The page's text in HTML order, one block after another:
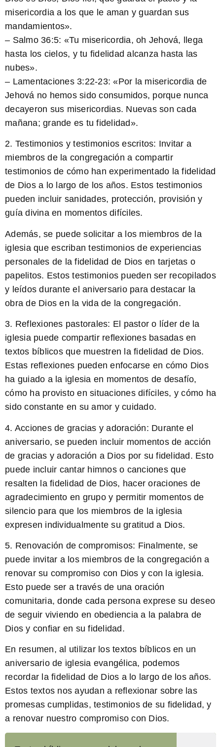
misericordia a los que le aman y guardan sus
mandamientos».
– Salmo 36:5: «Tu misericordia, oh Jehová, llega
hasta los cielos, y tu fidelidad alcanza hasta las
nubes».
– Lamentaciones 3:22-23: «Por la misericordia de
Jehová no hemos sido consumidos, porque nunca
decayeron sus misericordias. Nuevas son cada
mañana; grande es tu fidelidad».
2. Testimonios y testimonios escritos: Invitar a
miembros de la congregación a compartir
testimonios de cómo han experimentado la fidelidad
de Dios a lo largo de los años. Estos testimonios
pueden incluir sanidades, protección, provisión y
guía divina en momentos difíciles.
Además, se puede solicitar a los miembros de la
iglesia que escriban testimonios de experiencias
personales de la fidelidad de Dios en tarjetas o
papelitos. Estos testimonios pueden ser recopilados
y leídos durante el aniversario para destacar la
obra de Dios en la vida de la congregación.
3. Reflexiones pastorales: El pastor o líder de la
iglesia puede compartir reflexiones basadas en
textos bíblicos que muestren la fidelidad de Dios.
Estas reflexiones pueden enfocarse en cómo Dios
ha guiado a la iglesia en momentos de desafío,
cómo ha provisto en situaciones difíciles, y cómo ha
sido constante en su amor y cuidado.
4. Acciones de gracias y adoración: Durante el
aniversario, se pueden incluir momentos de acción
de gracias y adoración a Dios por su fidelidad. Esto
puede incluir cantar himnos o canciones que
resalten la fidelidad de Dios, hacer oraciones de
agradecimiento en grupo y permitir momentos de
silencio para que los miembros de la iglesia
expresen individualmente su gratitud a Dios.
5. Renovación de compromisos: Finalmente, se
puede invitar a los miembros de la congregación a
renovar su compromiso con Dios y con la iglesia.
Esto puede ser a través de una oración
comunitaria, donde cada persona exprese su deseo
de seguir viviendo en obediencia a la palabra de
Dios y confiar en su fidelidad.
En resumen, al utilizar los textos bíblicos en un
aniversario de iglesia evangélica, podemos
recordar la fidelidad de Dios a lo largo de los años.
Estos textos nos ayudan a reflexionar sobre las
promesas cumplidas, testimonios de su fidelidad, y
a renovar nuestro compromiso con Dios.